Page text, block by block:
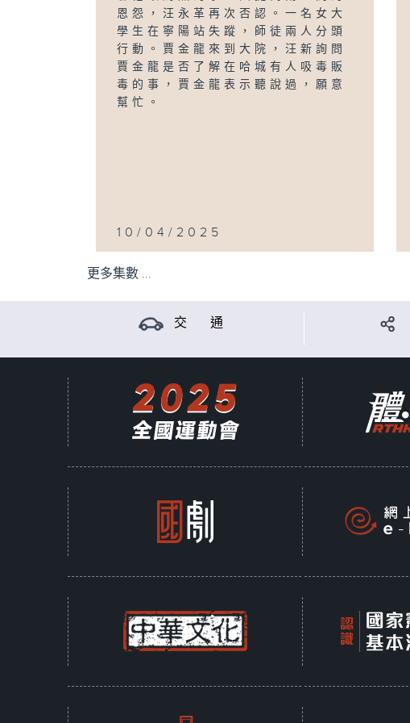
恩怨，汪永革再次否認。一名女大
學生在寧陽站失蹤，師徒兩人分頭
行動。賈金龍來到大院，汪新詢問
賈金龍是否了解在哈城有人吸毒販
毒的事，賈金龍表示聽說過，願意
幫忙。
10/04/2025
更多集數 ...
交 通